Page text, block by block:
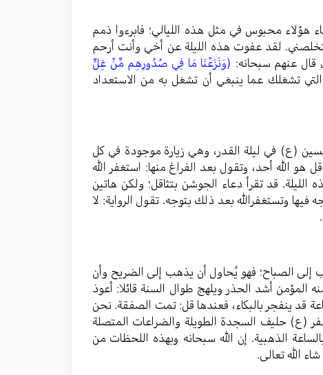
هؤلاء محبوس في مثل هذه الليالي؛ فابرءوا ذمم
لقد عفوت هذه الليلة عن أخي وأنت أرحم
قال عنهم سبحانه: (وَنَزَعۡنَا مَا فِي صُدُورِهِم مِّنۡ غِلٍّ
تشغلك عما ينبغي أن تشغل به من الاستعداد
(ع) في ليلة القدر، وهي زيارة موجودة في كل
هو الله أحد، وتقول بعد الفراغ منها: استغفر الله
قد تقرأ دعاء الجوشن بتثاقل؛ ولكن هاتين
فيها وتستغفرالله بعد ذلك بتوجه. تقول الرواية: لا
إلى الصباح؛ فهو يُحاول أن يذهب إلى الضريح وأن
المؤمن أشد الحذر ويلهج طوال السنة قائلا: أعوذ
قد ينفجر بالبكاء، فعندها قل: تمت الصفقة. نحن
(ع) حليف السجدة الطويلة والضراعات المتصلة
الذهبية. إن الله سبحانه وبهذه اللحظات من
الله تعالى.